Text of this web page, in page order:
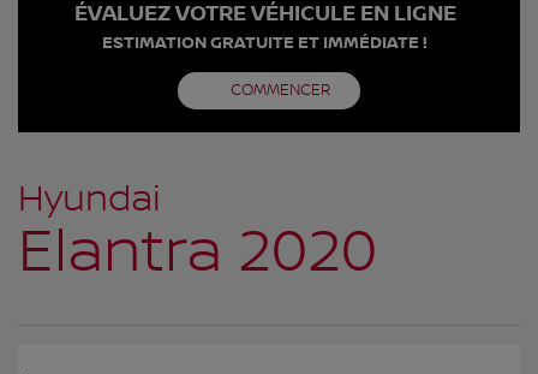
ÉVALUEZ VOTRE VÉHICULE EN LIGNE
ESTIMATION GRATUITE ET IMMÉDIATE !
COMMENCER
Hyundai
Elantra 2020